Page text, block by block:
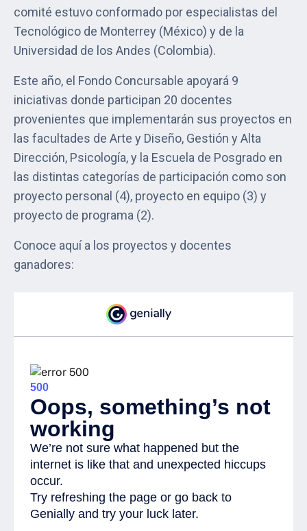
comité estuvo conformado por especialistas del
Tecnológico de Monterrey (México) y de la
Universidad de los Andes (Colombia).
Este año, el Fondo Concursable apoyará 9
iniciativas donde participan 20 docentes
provenientes que implementarán sus proyectos en
las facultades de Arte y Diseño, Gestión y Alta
Dirección, Psicología, y la Escuela de Posgrado en
las distintas categorías de participación como son
proyecto personal (4), proyecto en equipo (3) y
proyecto de programa (2).
Conoce aquí a los proyectos y docentes
ganadores: